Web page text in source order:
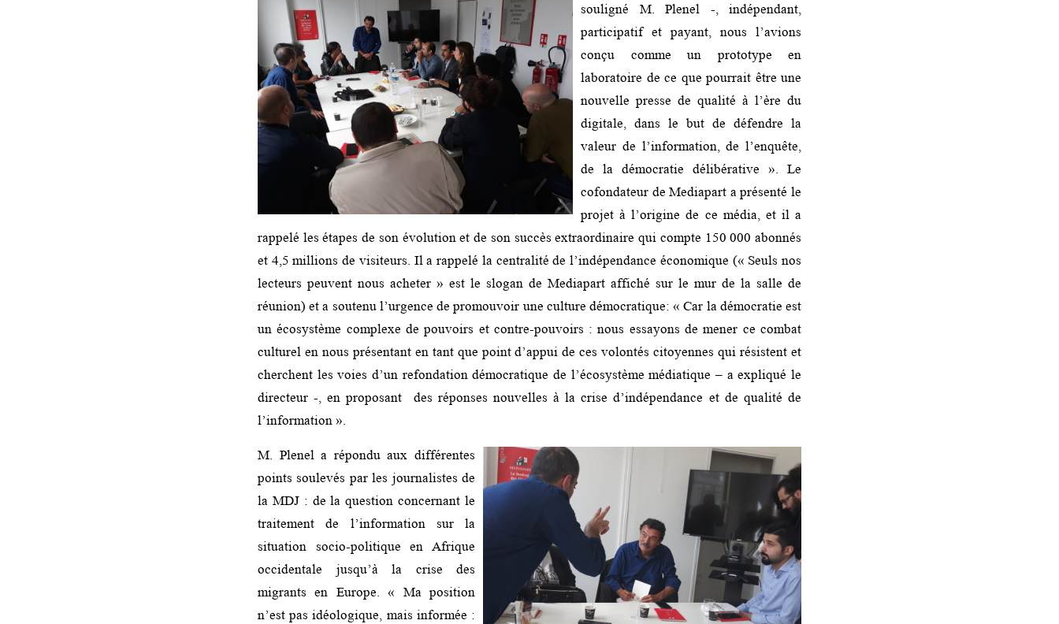
souligné M. Plenel -, indépendant,
participatif et payant, nous l’avions
conçu comme un prototype en
laboratoire de ce que pourrait être une
nouvelle presse de qualité à l’ère du
digitale, dans le but de défendre la
valeur de l’information, de l’enquête,
de la démocratie délibérative ». Le
cofondateur de Mediapart a présenté le
projet à l’origine de ce média, et il a
rappelé les étapes de son évolution et de son succès extraordinaire qui compte 150 000 abonnés
et 4,5 millions de visiteurs. Il a rappelé la centralité de l’indépendance économique (« Seuls nos
lecteurs peuvent nous acheter » est le slogan de Mediapart affiché sur le mur de la salle de
réunion) et a soutenu l’urgence de promouvoir une culture démocratique: « Car la démocratie est
un écosystème complexe de pouvoirs et contre-pouvoirs : nous essayons de mener ce combat
culturel en nous présentant en tant que point d’appui de ces volontés citoyennes qui résistent et
cherchent les voies d’un refondation démocratique de l’écosystème médiatique – a expliqué le
directeur -, en proposant des réponses nouvelles à la crise d’indépendance et de qualité de
l’information ».
M. Plenel a répondu aux différentes
points soulevés par les journalistes de
la MDJ : de la question concernant le
traitement de l’information sur la
situation socio-politique en Afrique
occidentale jusqu’à la crise des
migrants en Europe. « Ma position
n’est pas idéologique, mais informée :